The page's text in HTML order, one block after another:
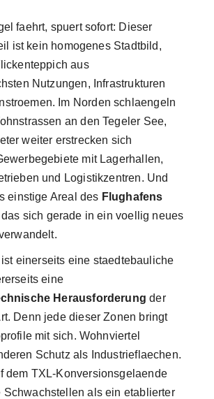
faehrt, spuert sofort: Dieser
ist kein homogenes Stadtbild,
aus
Nutzungen, Infrastrukturen
Im Norden schlaengeln
an den Tegeler See,
weiter erstrecken sich
mit Lagerhallen,
und Logistikzentren. Und
einstige Areal des Flughafens
das sich gerade in ein voellig neues
einerseits eine staedtebauliche
eine
Herausforderung der
Denn jede dieser Zonen bringt
mit sich. Wohnviertel
Schutz als Industrieflaechen.
dem TXL-Konversionsgelaende
Schwachstellen als ein etablierter